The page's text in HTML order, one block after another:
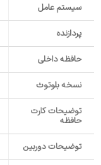
سیستم عامل
پردازنده
حافظه داخلی
نسخه بلوتوث
توضیحات کارت
حافظه
توضیحات دوربین